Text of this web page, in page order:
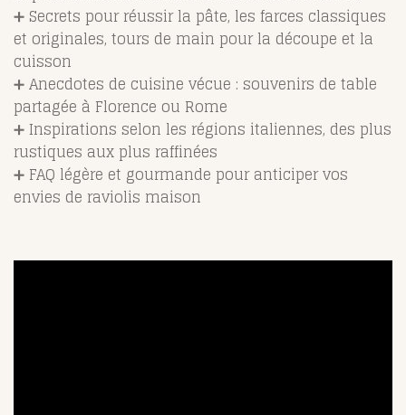
➕ Secrets pour réussir la pâte, les farces classiques
et originales, tours de main pour la découpe et la
cuisson
➕ Anecdotes de cuisine vécue : souvenirs de table
partagée à Florence ou Rome
➕ Inspirations selon les régions italiennes, des plus
rustiques aux plus raffinées
➕ FAQ légère et gourmande pour anticiper vos
envies de raviolis maison